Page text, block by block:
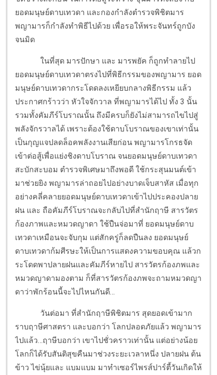
ยอดมนุษย์ดาบเทวดา และกองกำลังตำรวจพิชิตมาร
พญามารก็กำลังทำพิธีไปด้วย เพื่อรอให้พระจันทร์ถูกบัง
จนมิด
ในที่สุด มารปักษา และ มารพยัค ก็ถูกทำลายไป
ยอดมนุษย์ดาบเทวดาตรงไปที่พิธีกรรมของพญามาร ยอด
มนุษย์ดาบเทวดากระโดดลงเหยียบกลางพิธีกรรม แล้ว
ประกาศกร้าวว่า หัวใจจักวาล ที่พญามารได้ไป ทั้ง 3 นั้น
รวมทั้งคัมภีร์โบราณนั้น ถึงมีครบก็ยังไม่สามารถไขไปสู่
พลังจักรวาลได้ เพราะต้องใช้ดาบโบราณของเขาเท่านั้น
เป็นกุญแจปลดล็อคพลังงานเสียก่อน พญามารโกรธจัด
เข้าต่อสู้เพื่อแย่งชิงดาบโบราณ จนยอดมนุษย์ดาบเทวดา
สะบักสะบอม ตำรวจพิเศษมาถึงพอดี ใช้กระสุนมนต์เข้า
มาช่วยยิง พญามารล่าถอยไปอย่างบาดเจ็บสาหัส เมื่อทุก
อย่างคลี่คลายยอดมนุษย์ดาบเทวดาเข้าไปประคองปลาย
ฝน และ ถือคัมภีร์โบราณจะกลับไปที่สำนักฤาษี สารวัตร
ก้องภาพและหมวดญาดา ใช้ปืนจ่อมาที่ ยอดมนุษย์ดาบ
เทวดาเหมือนจะจับกุม แต่สักครู่ก็ลดปืนลง ยอดมนุษย์
ดาบเทวดาก้มศีรษะให้เป็นการแสดงความขอบคุณ แล้วก
ระโดดพาปลายฝนและคัมภีร์หายไป สารวัตรก้องภพและ
หมวดญาดามองตาม ก็ที่สารวัตรก้องภพจะถามหมวดญา
ดาว่าพักร้อนนี้จะไปไหนกันดี…
วันต่อมา ที่สำนักฤาษีพิชิตมาร สุดยอดเข้ามาก
ราบฤาษีศาสตรา และบอกว่า โลกปลอดภัยแล้ว พญามาร
ไปแล้ว…ฤาษีบอกว่า เขาไปชั่วคราวเท่านั้น แต่อย่างน้อย
โลกก็ได้รับสันติสุขคืนมาช่วงระยะเวลาหนึ่ง ปลายฝน ต้น
ข้าว ไข่นุ้ยและ แบมแบม มาทำเซอร์ไพรส์ปาร์ตี้วันเกิดให้